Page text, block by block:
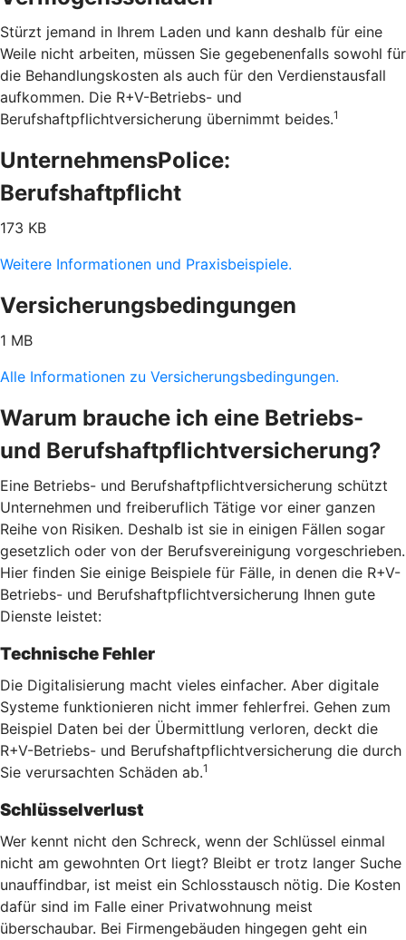
Stürzt jemand in Ihrem Laden und kann deshalb für eine
Weile nicht arbeiten, müssen Sie gegebenenfalls sowohl für
die Behandlungskosten als auch für den Verdienstausfall
aufkommen. Die R+V-Betriebs- und
Berufshaftpflichtversicherung übernimmt beides.1
UnternehmensPolice:
Berufshaftpflicht
173 KB
Weitere Informationen und Praxisbeispiele.
Versicherungsbedingungen
1 MB
Alle Informationen zu Versicherungsbedingungen.
Warum brauche ich eine Betriebs-
und Berufshaftpflichtversicherung?
Eine Betriebs- und Berufshaftpflichtversicherung schützt
Unternehmen und freiberuflich Tätige vor einer ganzen
Reihe von Risiken. Deshalb ist sie in einigen Fällen sogar
gesetzlich oder von der Berufsvereinigung vorgeschrieben.
Hier finden Sie einige Beispiele für Fälle, in denen die R+V-
Betriebs- und Berufshaftpflichtversicherung Ihnen gute
Dienste leistet:
Technische Fehler
Die Digitalisierung macht vieles einfacher. Aber digitale
Systeme funktionieren nicht immer fehlerfrei. Gehen zum
Beispiel Daten bei der Übermittlung verloren, deckt die
R+V-Betriebs- und Berufshaftpflichtversicherung die durch
Sie verursachten Schäden ab.1
Schlüsselverlust
Wer kennt nicht den Schreck, wenn der Schlüssel einmal
nicht am gewohnten Ort liegt? Bleibt er trotz langer Suche
unauffindbar, ist meist ein Schlosstausch nötig. Die Kosten
dafür sind im Falle einer Privatwohnung meist
überschaubar. Bei Firmengebäuden hingegen geht ein